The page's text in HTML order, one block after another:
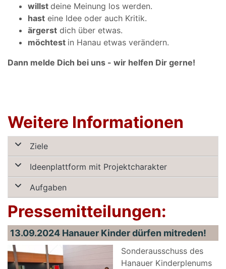
willst deine Meinung los werden.
hast eine Idee oder auch Kritik.
ärgerst dich über etwas.
möchtest in Hanau etwas verändern.
Dann melde Dich bei uns - wir helfen Dir gerne!
Weitere Informationen
Ziele
Ideenplattform mit Projektcharakter
Aufgaben
Pressemitteilungen:
13.09.2024 Hanauer Kinder dürfen mitreden!
Sonderausschuss des
Hanauer Kinderplenums